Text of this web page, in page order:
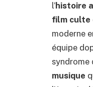
l’histoire
film culte
moderne
équipe
syndrome
musique